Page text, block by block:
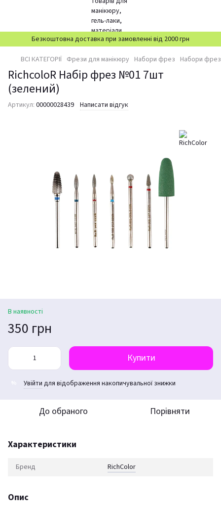
Безкоштовна доставка при замовленні від 2000 грн
ВСІ КАТЕГОРІЇ Фрези для манікюру Набори фрез Набори
RichcoloR Набір фрез №01 7шт
(зелений)
Артикул: 00000028439 Написати відгук
В наявності
350 грн
Купити
Увійти для відображення накопичувальної знижки
До обраного Порівняти
Характеристики
Бренд RichСolor
Опис